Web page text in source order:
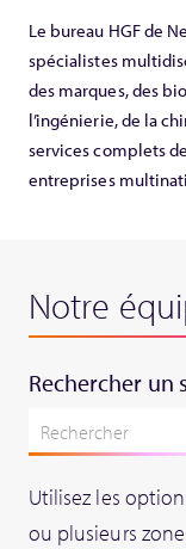
Le bureau HGF de
spécialistes
des marques, des
l’ingénierie, de la
services complets
entreprises
Notre
Rechercher un
Utilisez les
ou plusieurs